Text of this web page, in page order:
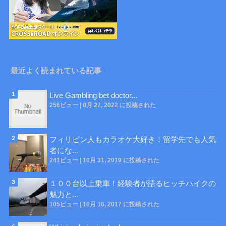
最近よく読まれている記事
Live Gambling bet doctor...
256ビュー| 8月 27, 2022 に投稿された
フィリピン人もカラオケ大好き！留学先でも人気
者にな...
241ビュー| 10月 31, 2019 に投稿された
１００台以上乗車！経験者が語るヒッチハイクの
魅力と...
105ビュー| 10月 16, 2017 に投稿された